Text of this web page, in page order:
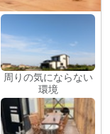
周りの気にならない
環境